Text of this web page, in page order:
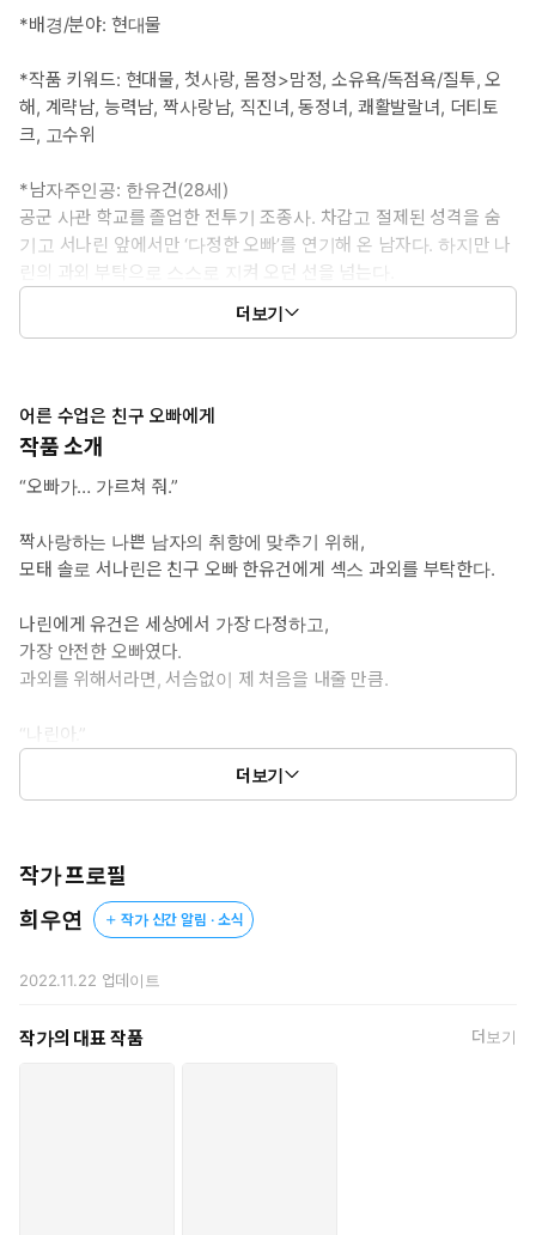
*배경/분야: 현대물
*작품 키워드: 현대물, 첫사랑, 몸정>맘정, 소유욕/독점욕/질투, 오
해, 계략남, 능력남, 짝사랑남, 직진녀, 동정녀, 쾌활발랄녀, 더티토
크, 고수위
*남자주인공: 한유건(28세)
공군 사관 학교를 졸업한 전투기 조종사. 차갑고 절제된 성격을 숨
기고 서나린 앞에서만 ‘다정한 오빠’를 연기해 온 남자다. 하지만 나
린의 과외 부탁으로 스스로 지켜 오던 선을 넘는다.
짝사랑남을 위해 유건에게 과외를 부탁하지만, 연습이었던 감정
은 어느 순간 진짜가 되어 있었다.
*이럴 때 보세요: 다정한 줄만 알았던 친구 오빠가 사실은 완벽한 이
*공감 글귀:
“어…?”
“그대로 다시 벌려. 자지 받아야지.”
더보기
어른 수업은 친구 오빠에게
작품 소개
“오빠가… 가르쳐 줘.”
짝사랑하는 나쁜 남자의 취향에 맞추기 위해,
모태 솔로 서나린은 친구 오빠 한유건에게 섹스 과외를 부탁한다.
나린에게 유건은 세상에서 가장 다정하고,
가장 안전한 오빠였다.
과외를 위해서라면, 서슴없이 제 처음을 내줄 만큼.
“나린아.”
낮게 깔린 목소리가 귓가를 스쳤다.
하지만 침대 위에서 마주한 유건은 나린의 생각과 전혀 달랐다.
수년간 공들여 쓴 가면을 벗어던진 채.
더보기
작가 프로필
희우연
작가 신간 알림 · 소식
2022.11.22 업데이트
작가의 대표 작품 더보기